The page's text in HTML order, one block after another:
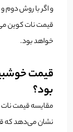
و اگر با روش دوم
خواهد بود.
قیمت
بود؟
مقایسه قیمت